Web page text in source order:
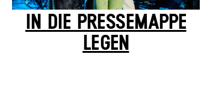
IN DIE PRESSEMAPPE
LEGEN